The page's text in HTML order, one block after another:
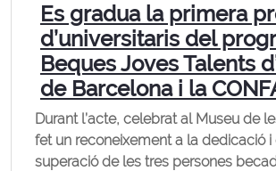
Es gradua la primera
d’universitaris del
Beques Joves Talents
de Barcelona i la
Durant l’acte, celebrat al Museu de
fet un reconeixement a la dedicació i
superació de les tres persones